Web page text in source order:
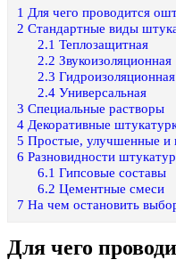
1 Для чего проводится
2 Стандартные виды
2.1 Теплозащитная
2.2 Звукоизоляционная
2.3 Гидроизоляционная
2.4Универсальная
3 Специальные растворы
4 Декоративные
5 Простые, улучшенные и
6 Разновидности
6.1 Гипсовые составы
6.2 Цементные смеси
7 На чем остановить
Для чего